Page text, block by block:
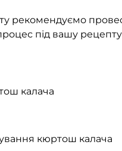
рекомендуємо
під вашу
калача
кюртош калача